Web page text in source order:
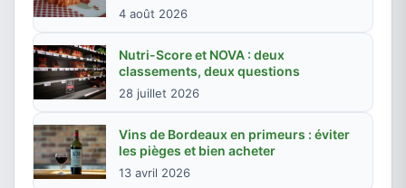
4 août 2026
Nutri-Score et NOVA : deux
classements, deux questions
28 juillet 2026
Vins de Bordeaux en primeurs : éviter
les pièges et bien acheter
13 avril 2026